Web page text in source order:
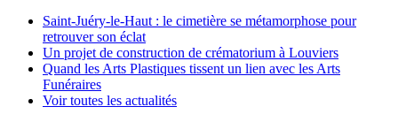
Saint-Juéry-le-Haut : le cimetière se métamorphose pour
retrouver son éclat
Un projet de construction de crématorium à Louviers
Quand les Arts Plastiques tissent un lien avec les Arts
Funéraires
Voir toutes les actualités